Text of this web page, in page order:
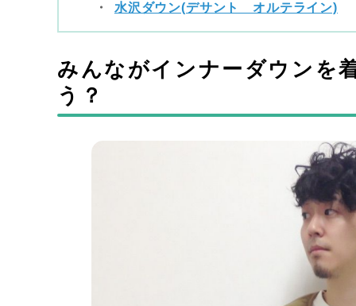
水沢ダウン(デサント オルテライン)
みんながインナーダウンを
う？